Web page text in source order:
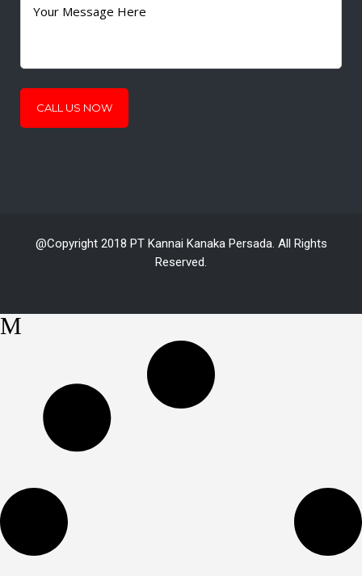
@Copyright 2018 PT Kannai Kanaka Persada. All Rights
Reserved.